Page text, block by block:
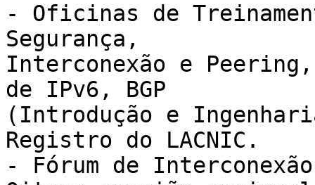
- Oficinas de
Segurança,
Interconexão e
de IPv6, BGP
(Introdução e
Registro do LACNIC.
- Fórum de